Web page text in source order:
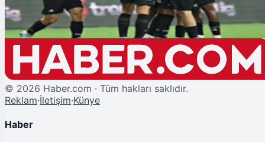
© 2026 Haber.com · Tüm hakları saklıdır.
Reklam·İletişim·Künye
Haber